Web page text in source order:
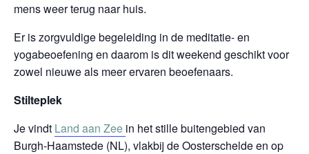
mens weer terug naar huis.
Er is zorgvuldige begeleiding in de meditatie- en
yogabeoefening en daarom is dit weekend geschikt voor
zowel nieuwe als meer ervaren beoefenaars.
Stilteplek
Je vindt Land aan Zee in het stille buitengebied van
Burgh-Haamstede (NL), vlakbij de Oosterschelde en op